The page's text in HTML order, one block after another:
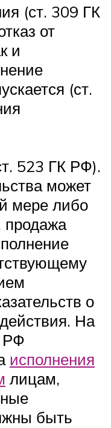
(ст. 309 ГК
от
и
(ст.
523 ГК РФ).
может
мере либо
продажа
о
На
РФ
исполнения
лицам,
быть